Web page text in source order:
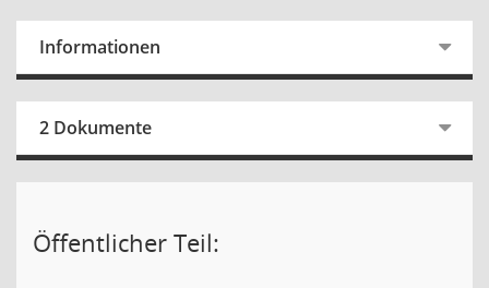
Informationen
2 Dokumente
Öffentlicher Teil: